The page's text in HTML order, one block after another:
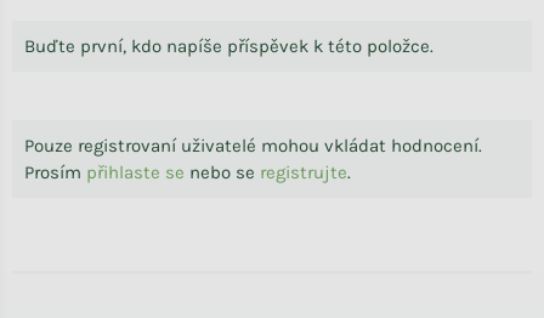
Buďte první, kdo napíše příspěvek k této položce.
Pouze registrovaní uživatelé mohou vkládat hodnocení.
Prosím přihlaste se nebo se registrujte.